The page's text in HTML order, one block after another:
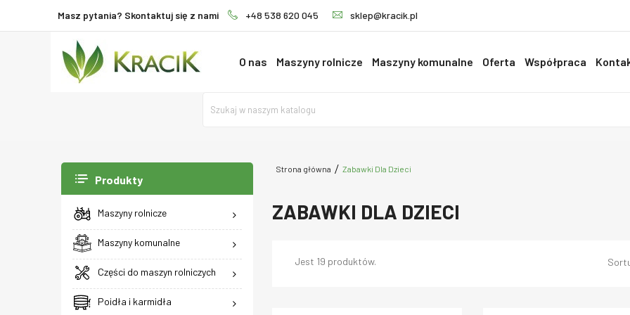
Masz pytania? Skontaktuj się z nami +48 538 620 045 sklep@kracik.pl
O nas Maszyny rolnicze Maszyny komunalne Oferta Współpraca
Produkty
Maszyny rolnicze
Maszyny komunalne
Części do maszyn rolniczych
Poidła i karmidła
Strona główna Zabawki Dla Dzieci
ZABAWKI DLA DZIECI
Jest 19 produktów.